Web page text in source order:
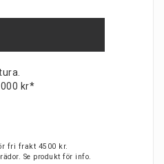
kr*
fri frakt 4500 kr.
Se produkt för info.